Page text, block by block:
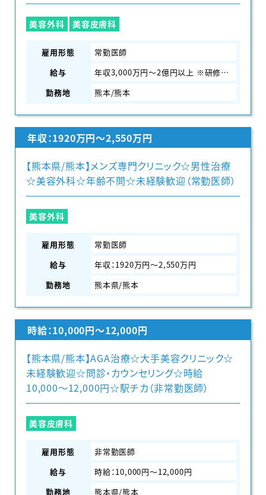
美容外科 美容皮膚科
雇用形態
常勤医師
給与
年収3,000万円～2億円以上 ※研修期間中は2,500万円～
勤務地
熊本/熊本
年収：1920万円〜2,550万円
【熊本県/熊本】メンズ専門クリニック☆男性治療
☆美容外科☆年齢不問☆未経験歓迎（常勤医師）
美容外科
雇用形態
常勤医師
給与
年収：1920万円〜2,550万円
勤務地
熊本県/熊本
時給：10,000円〜12,000円
【熊本県/熊本】AGA治療☆大手美容クリニック☆
未経験歓迎☆問診・カウンセリング☆時給
10,000〜12,000円☆駅チカ（非常勤医師）
美容皮膚科
雇用形態
非常勤医師
給与
時給：10,000円〜12,000円
勤務地
熊本県/熊本